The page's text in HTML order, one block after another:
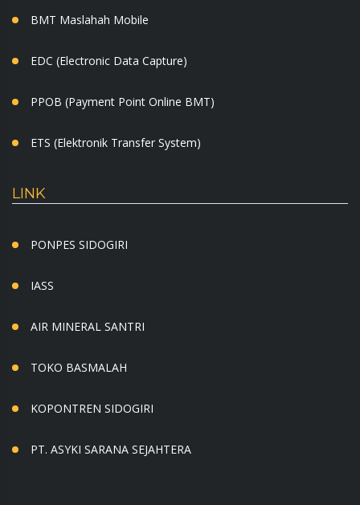
BMT Maslahah Mobile
EDC (Electronic Data Capture)
PPOB (Payment Point Online BMT)
ETS (Elektronik Transfer System)
LINK
PONPES SIDOGIRI
IASS
AIR MINERAL SANTRI
TOKO BASMALAH
KOPONTREN SIDOGIRI
PT. ASYKI SARANA SEJAHTERA